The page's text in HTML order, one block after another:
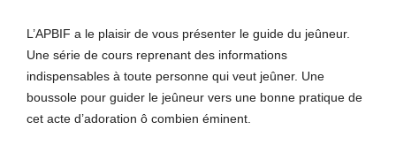
L’APBIF a le plaisir de vous présenter le guide du jeûneur.
Une série de cours reprenant des informations
indispensables à toute personne qui veut jeûner. Une
boussole pour guider le jeûneur vers une bonne pratique de
cet acte d’adoration ô combien éminent.